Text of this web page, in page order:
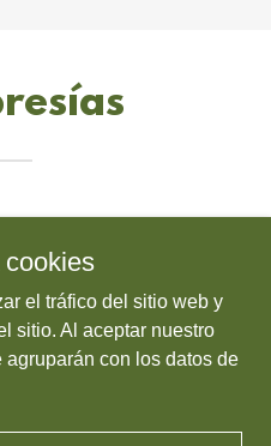
los derechos reservados.
el tráfico del sitio web y
sitio. Al aceptar nuestro
con los datos de